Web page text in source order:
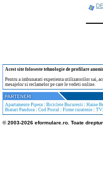
Acest site foloseste tehnologie de profilare
Pentru a imbunatati experienta utilizatorilor sai,
mesajelor si reclamelor pe care le vedeti online.
Apartamente Pipera : Biciclete Bucuresti : Haine
Bratari Pandora : Cod Postal : Firme curatenie :
© 2003-2026 eformulare.ro. Toate